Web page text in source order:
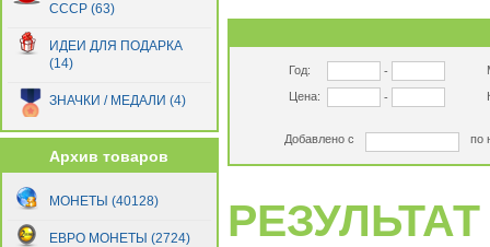
СССР (63)
ИДЕИ ДЛЯ ПОДАРКА
(14)
ЗНАЧКИ / МЕДАЛИ (4)
Архив товаров
МОНЕТЫ (40128)
ЕВРО МОНЕТЫ (2724)
Год: -
Цена:
-
Добавлено с по